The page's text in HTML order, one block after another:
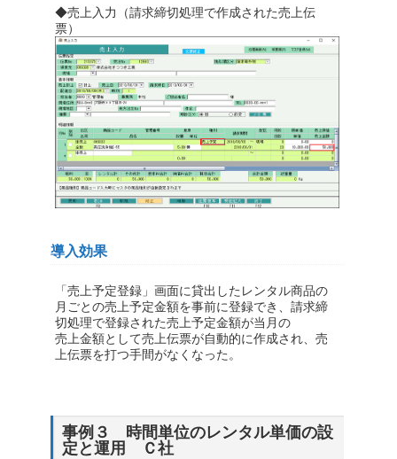
◆売上入力（請求締切処理で作成された売上伝
票）
導入効果
「売上予定登録」画面に貸出したレンタル商品の
月ごとの売上予定金額を事前に登録でき、請求締
切処理で登録された売上予定金額が当月の
売上金額として売上伝票が自動的に作成され、売
上伝票を打つ手間がなくなった。
事例３ 時間単位のレンタル単価の設
定と運用 Ｃ社